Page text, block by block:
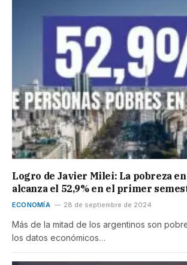
Logro de Javier Milei: La pobreza
alcanza el 52,9% en el primer
ECONOMÍA 28 de septiembre de 2024
Más de la mitad de los argentinos son
los datos económicos…